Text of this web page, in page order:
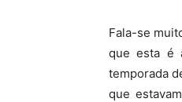
Fala-se
que esta é
temporada
que